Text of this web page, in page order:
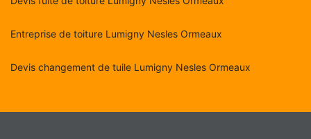
Entreprise de toiture Lumigny Nesles Ormeaux
Devis changement de tuile Lumigny Nesles Ormeaux